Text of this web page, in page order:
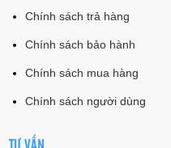
Chính sách trả hàng
Chính sách bảo hành
Chính sách mua hàng
Chính sách người dùng